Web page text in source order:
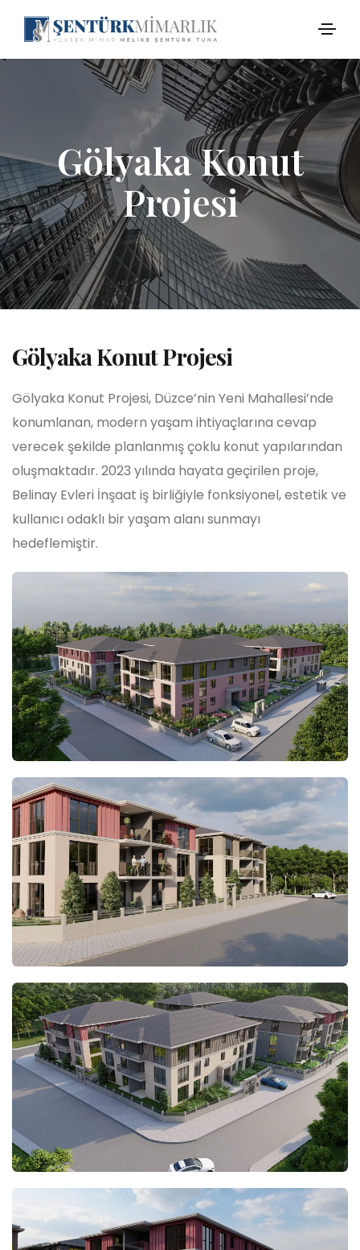
Gölyaka Konut
Projesi
Gölyaka Konut Projesi
Gölyaka Konut Projesi, Düzce’nin Yeni Mahallesi’nde
konumlanan, modern yaşam ihtiyaçlarına cevap
verecek şekilde planlanmış çoklu konut yapılarından
oluşmaktadır. 2023 yılında hayata geçirilen proje,
Belinay Evleri İnşaat iş birliğiyle fonksiyonel, estetik ve
kullanıcı odaklı bir yaşam alanı sunmayı
hedeflemiştir.